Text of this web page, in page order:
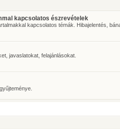
kapcsolatos észrevételek
kapcsolatos témák. Hibajelentés,
javaslatokat, felajánlásokat.